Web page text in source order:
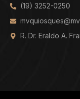
(19) 3252-0250
R. Dr. Eraldo A.